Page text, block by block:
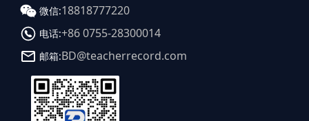
微信:18818777220
电话:+86 0755-28300014
邮箱:BD@teacherrecord.com